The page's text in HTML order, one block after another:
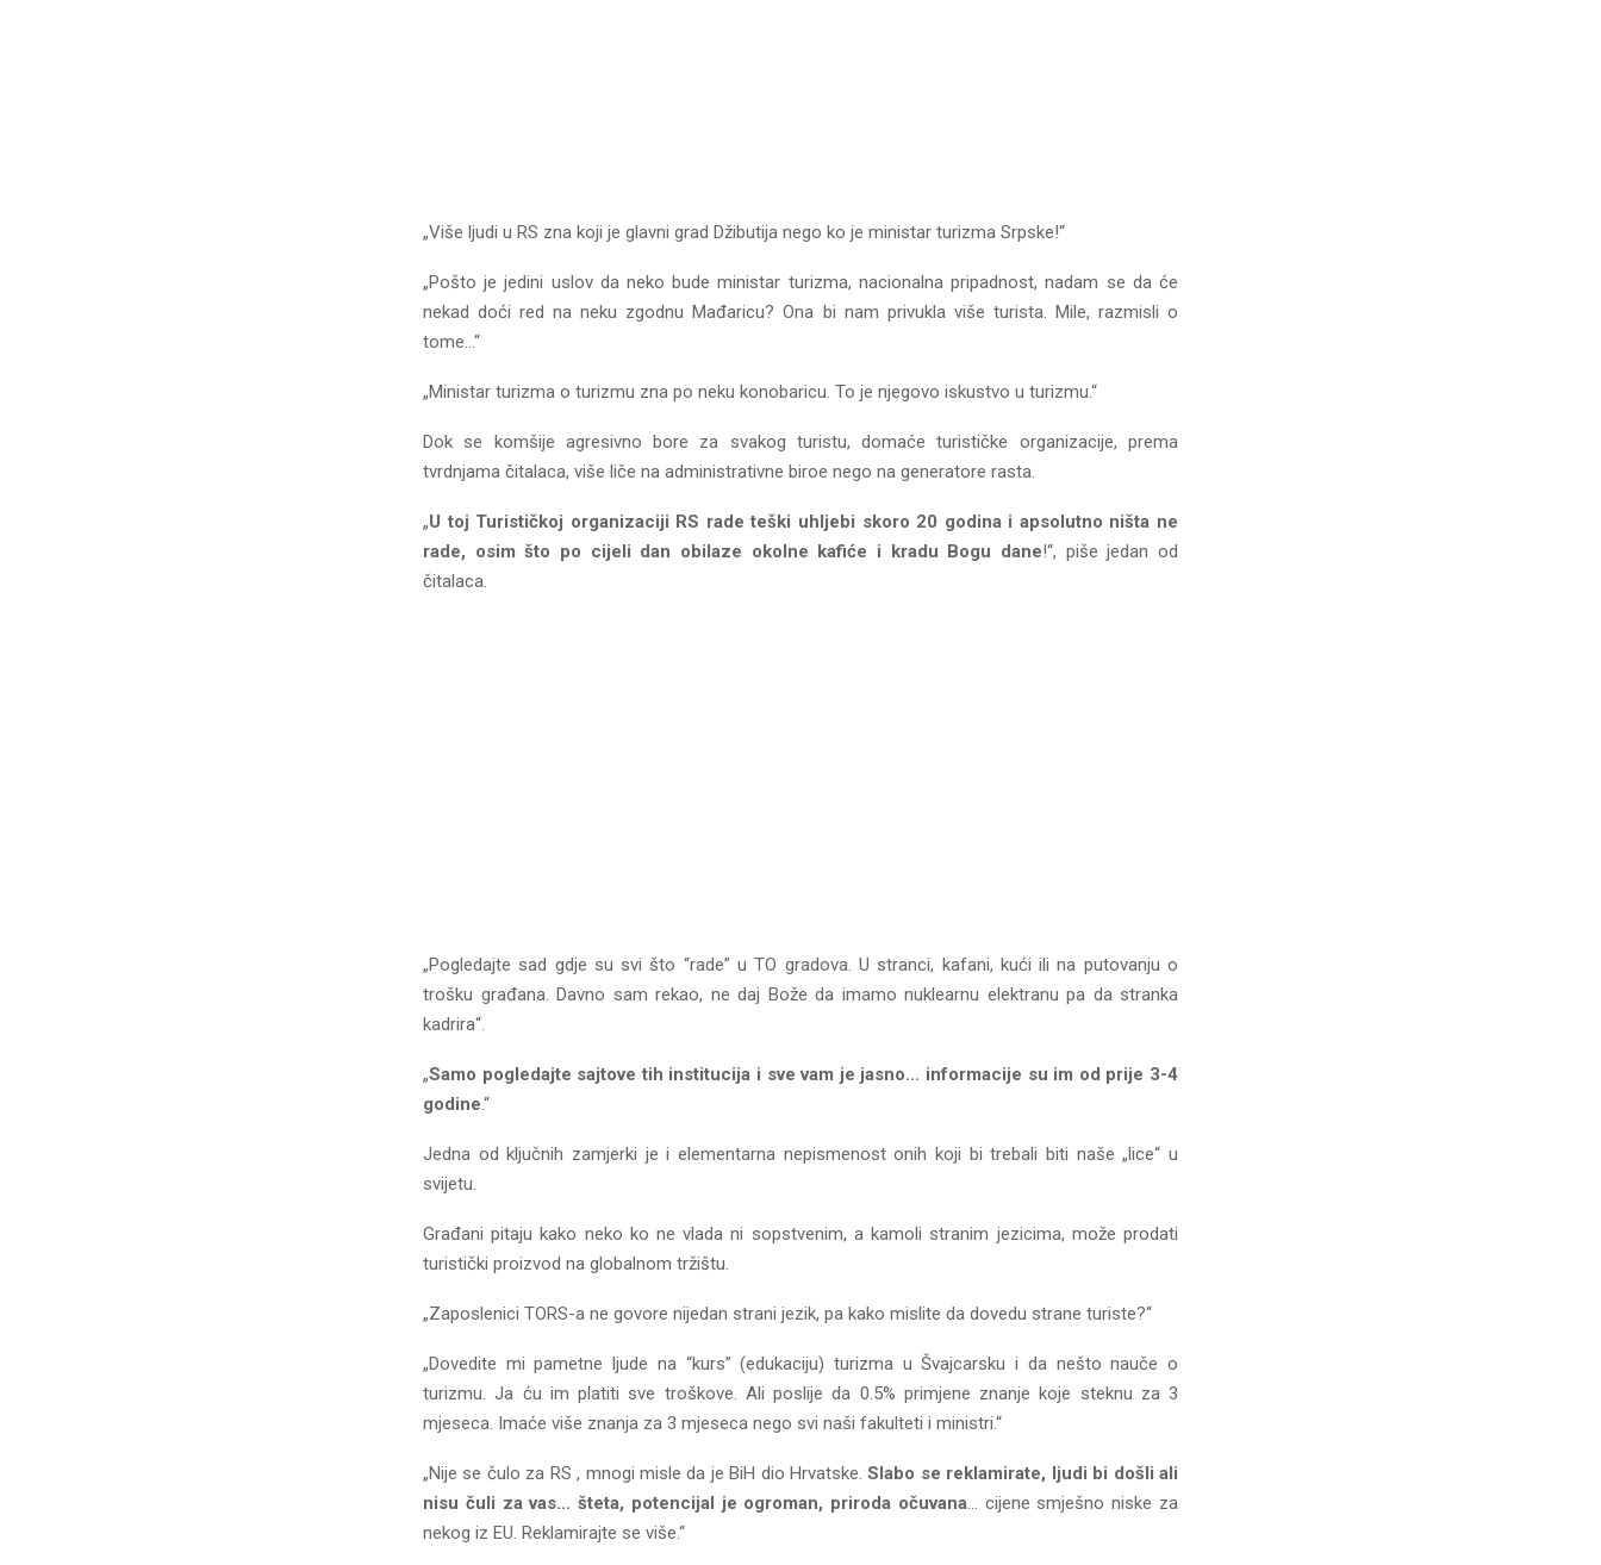
„Više ljudi u RS zna koji je glavni grad Džibutija nego ko je ministar turizma Srpske!“
„Pošto je jedini uslov da neko bude ministar turizma, nacionalna pripadnost, nadam se da će
nekad doći red na neku zgodnu Mađaricu? Ona bi nam privukla više turista. Mile, razmisli o
tome…“
„Ministar turizma o turizmu zna po neku konobaricu. To je njegovo iskustvo u turizmu.“
Dok se komšije agresivno bore za svakog turistu, domaće turističke organizacije, prema
tvrdnjama čitalaca, više liče na administrativne biroe nego na generatore rasta.
„U toj Turističkoj organizaciji RS rade teški uhljebi skoro 20 godina i apsolutno ništa ne
rade, osim što po cijeli dan obilaze okolne kafiće i kradu Bogu dane!“, piše jedan od
čitalaca.
„Pogledajte sad gdje su svi što “rade” u TO gradova. U stranci, kafani, kući ili na putovanju o
trošku građana. Davno sam rekao, ne daj Bože da imamo nuklearnu elektranu pa da stranka
kadrira“.
„Samo pogledajte sajtove tih institucija i sve vam je jasno… informacije su im od prije 3-4
godine.“
Jedna od ključnih zamjerki je i elementarna nepismenost onih koji bi trebali biti naše „lice“ u
svijetu.
Građani pitaju kako neko ko ne vlada ni sopstvenim, a kamoli stranim jezicima, može prodati
turistički proizvod na globalnom tržištu.
„Zaposlenici TORS-a ne govore nijedan strani jezik, pa kako mislite da dovedu strane turiste?“
„Dovedite mi pametne ljude na “kurs” (edukaciju) turizma u Švajcarsku i da nešto nauče o
turizmu. Ja ću im platiti sve troškove. Ali poslije da 0.5% primjene znanje koje steknu za 3
mjeseca. Imaće više znanja za 3 mjeseca nego svi naši fakulteti i ministri.“
„Nije se čulo za RS , mnogi misle da je BiH dio Hrvatske.Slabo se reklamirate, ljudi bi došli ali
nisu čuli za vas… šteta, potencijal je ogroman, priroda očuvana… cijene smješno niske za
nekog iz EU. Reklamirajte se više.“